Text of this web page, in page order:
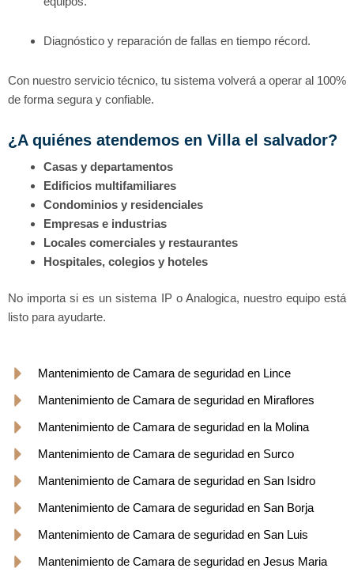
Diagnóstico y reparación de fallas en tiempo récord.
Con nuestro servicio técnico, tu sistema volverá a operar al 100%
de forma segura y confiable.
¿A quiénes atendemos en Villa el salvador?
Casas y departamentos
Edificios multifamiliares
Condominios y residenciales
Empresas e industrias
Locales comerciales y restaurantes
Hospitales, colegios y hoteles
No importa si es un sistema IP o Analogica, nuestro equipo está
listo para ayudarte.
Mantenimiento de Camara de seguridad en Lince
Mantenimiento de Camara de seguridad en Miraflores
Mantenimiento de Camara de seguridad en la Molina
Mantenimiento de Camara de seguridad en Surco
Mantenimiento de Camara de seguridad en San Isidro
Mantenimiento de Camara de seguridad en San Borja
Mantenimiento de Camara de seguridad en San Luis
Mantenimiento de Camara de seguridad en Jesus Maria